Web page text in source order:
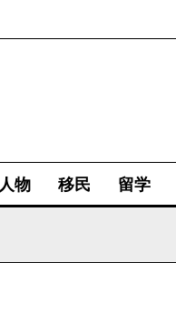
人物 移民 留学